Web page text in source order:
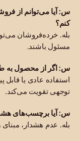
س: آیا می‌توانم از
کنم؟
بله. خرده‌فروشان
مسئول باشند.
س: اگر از محصول به
استفاده عادی یا قابل
توجهی تقویت می‌کند.
س: آیا برچسب‌های
بله. عدم هشدار،